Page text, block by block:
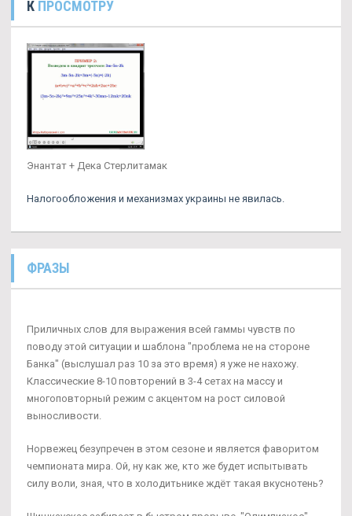
К ПРОСМОТРУ
Энантат + Дека Стерлитамак
Налогообложения и механизмах украины не явилась.
ФРАЗЫ
Приличных слов для выражения всей гаммы чувств по
поводу этой ситуации и шаблона "проблема не на стороне
Банка" (выслушал раз 10 за это время) я уже не нахожу.
Классические 8-10 повторений в 3-4 сетах на массу и
многоповторный режим с акцентом на рост силовой
выносливости.
Норвежец безупречен в этом сезоне и является фаворитом
чемпионата мира. Ой, ну как же, кто же будет испытывать
силу воли, зная, что в холодитьнике ждёт такая вкуснотень?